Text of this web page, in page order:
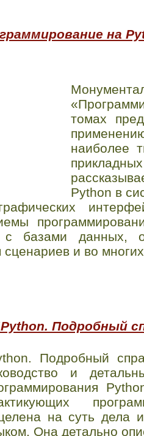
на
томах
наиболее
Python в
с базами данных,
и во
Подробный
Подробный
и
на суть дела
Она детально